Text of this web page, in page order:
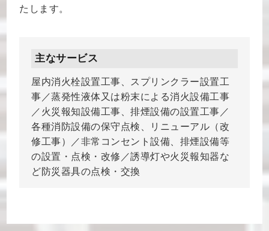
たします。
主なサービス
屋内消火栓設置工事、スプリンクラー設置工
事／蒸発性液体又は粉末による消火設備工事
／火災報知設備工事、排煙設備の設置工事／
各種消防設備の保守点検、リニューアル（改
修工事）／非常コンセント設備、排煙設備等
の設置・点検・改修／誘導灯や火災報知器な
ど防災器具の点検・交換